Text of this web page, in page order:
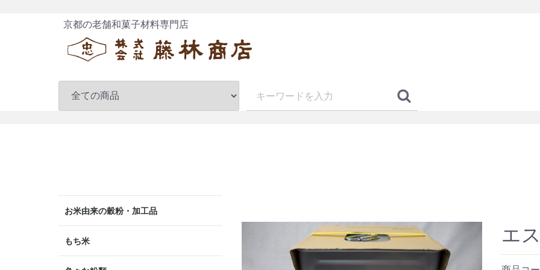
京都の老舗和菓子材料専門店
お米由来の穀粉・加工品
米粉
餅粉
道明寺
寒梅粉・イラ粉・みじん粉
もち米 エ